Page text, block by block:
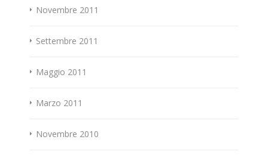
Novembre 2011
Settembre 2011
Maggio 2011
Marzo 2011
Novembre 2010